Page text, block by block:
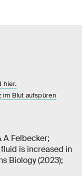
hier.
Blut aufspüren
A Felbecker;
is increased in
Biology (2023);